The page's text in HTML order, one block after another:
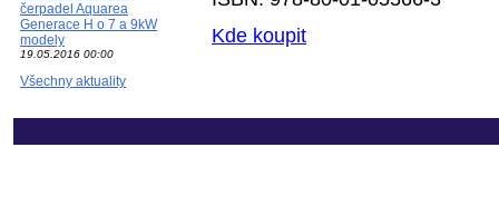
čerpadel Aquarea
Generace H o 7 a 9kW
modely
19.05.2016 00:00
Všechny aktuality
Kde koupit